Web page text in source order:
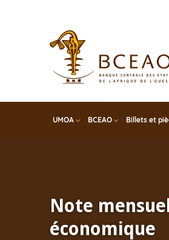
UMOA BCEAO Billets et
Note
économique